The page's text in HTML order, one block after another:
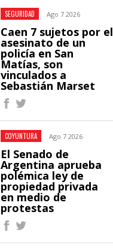
SEGURIDAD Ago 7 2026
Caen 7 sujetos por el
asesinato de un
policía en San
Matías, son
vinculados a
Sebastián Marset
COYUNTURA Ago 7 2026
El Senado de
Argentina aprueba
polémica ley de
propiedad privada
en medio de
protestas